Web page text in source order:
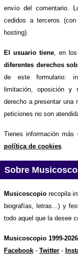
envío del comentario.
cedidos a terceros
hosting).
El usuario tiene, en los
diferentes derechos
de este formulario:
limitación, oposición y
derecho a presentar una
peticiones no son
Tienes información
política de cookies
Sobre
Musicoscopio recopila
biografías, letras...) y
todo aquel que la desee
Musicoscopio 1999-2026
Facebook - Twitter -